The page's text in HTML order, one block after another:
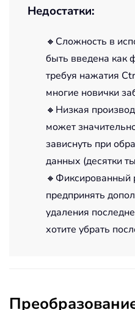
Недостатки:
🔸Сложность в
быть введена как
требуя нажатия
многие новички
🔸Низкая
может
зависнуть при
данных (десятки
🔸Фиксированный
предпринять
удаления
хотите убрать